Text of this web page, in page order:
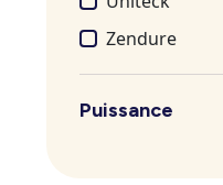
Zendure
Puissance